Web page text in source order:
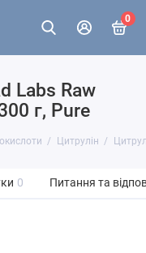
0
Labs Raw
г, Pure
Цитрулін
0 Питання та